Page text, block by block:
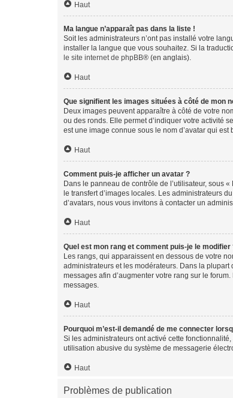
Haut
Ma langue n’apparaît pas dans la liste !
Soit les administrateurs n’ont pas installé votre
installer la langue que vous souhaitez. Si la
le site internet de phpBB® (en anglais).
Haut
Que signifient les images situées à côté de mon
Deux images peuvent apparaître à côté de votre
ou des ronds. Elle permet d’indiquer votre activité
est une image connue sous le nom d’avatar qui
Haut
Comment puis-je afficher un avatar ?
Dans le panneau de contrôle de l’utilisateur, sous
le transfert d’images locales. Les administrateurs
d’avatars, nous vous invitons à contacter un
Haut
Quel est mon rang et comment puis-je le modifier
Les rangs, qui apparaissent en dessous de votre
administrateurs et les modérateurs. Dans la
messages afin d’augmenter votre rang sur le
messages.
Haut
Pourquoi m’est-il demandé de me connecter
Si les administrateurs ont activé cette
utilisation abusive du système de messagerie
Haut
Problèmes de publication